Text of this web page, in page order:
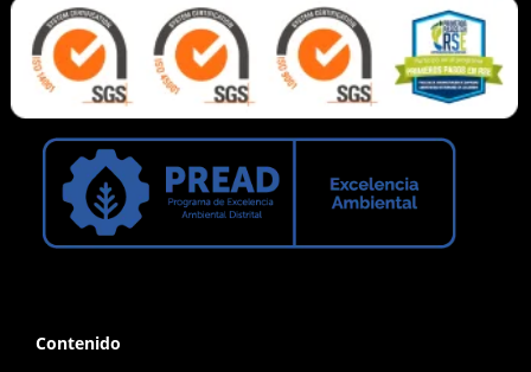
Contenido